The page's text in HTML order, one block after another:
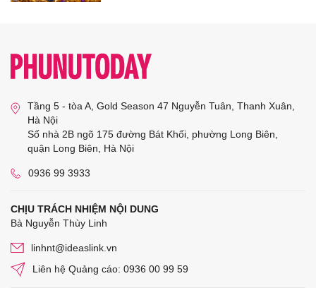
Tầng 5 - tòa A, Gold Season 47 Nguyễn Tuân, Thanh Xuân,
Hà Nội
Số nhà 2B ngõ 175 đường Bát Khối, phường Long Biên,
quận Long Biên, Hà Nội
0936 99 3933
CHỊU TRÁCH NHIỆM NỘI DUNG
Bà Nguyễn Thùy Linh
linhnt@ideaslink.vn
Liên hệ Quảng cáo: 0936 00 99 59